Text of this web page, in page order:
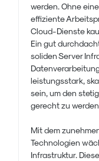
werden. Ohne
effiziente
Cloud-Dienste
Ein gut
soliden Server
leistungsstark,
sein, um den
gerecht zu
Mit dem
Technologien
Infrastruktur.